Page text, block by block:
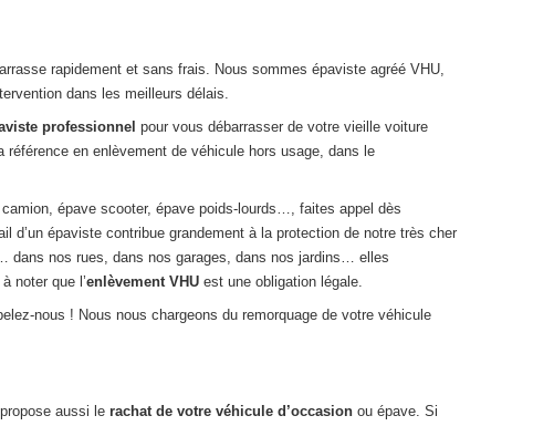
rapidement et sans frais. Nous sommes épaviste agréé VHU,
dans les meilleurs délais.
professionnel pour vous débarrasser de votre vieille voiture
référence en enlèvement de véhicule hors usage, dans le
épave scooter, épave poids-lourds…, faites appel dès
d’un épaviste contribue grandement à la protection de notre très cher
dans nos rues, dans nos garages, dans nos jardins… elles
noter que l’enlèvement VHU est une obligation légale.
nous ! Nous nous chargeons du remorquage de votre véhicule
aussi le rachat de votre véhicule d’occasion ou épave. Si